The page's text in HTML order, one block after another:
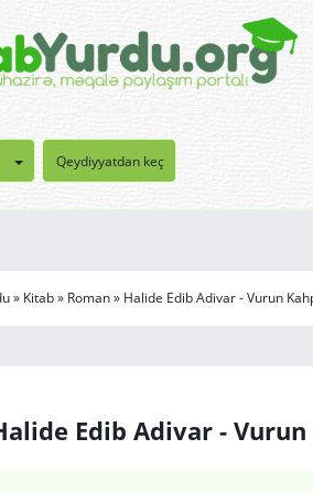
Qeydiyyatdan keç
» Kitab» Roman» Halide Edib Adivar - Vurun
Edib Adivar -